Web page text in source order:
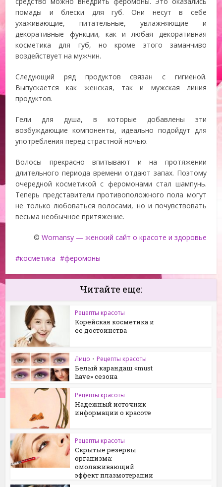
помады и блески для губ. Они несут в себе
ухаживающие, питательные, увлажняющие и
декоративные функции, как и любая декоративная
косметика для губ, но кроме этого заманчиво
воздействует на мужчин.
Следующий ряд продуктов связан с гигиеной.
Выпускается как женская, так и мужская линия
продуктов.
Гели для душа, в которые добавлены эти
возбуждающие компоненты, идеально подойдут для
употребления перед страстной ночью.
Волосы прекрасно впитывают и на протяжении
длительного периода времени отдают запах. Поэтому
очередной косметикой с феромонами стал шампунь.
Теперь представители противоположного пола могут
не только любоваться волосами, но и почувствовать
весьма необычное притяжение.
© Womansy — женский сайт о красоте и здоровье
косметика феромоны
Читайте еще:
Рецепты красоты
Корейская косметика и
ее достоинства
Лицо • Рецепты красоты
Белый карандаш «must
have» сезона
Рецепты красоты
Надежный источник
информации о красоте
Рецепты красоты
Скрытые резервы
организма:
омолаживающий
эффект плазмотерапии